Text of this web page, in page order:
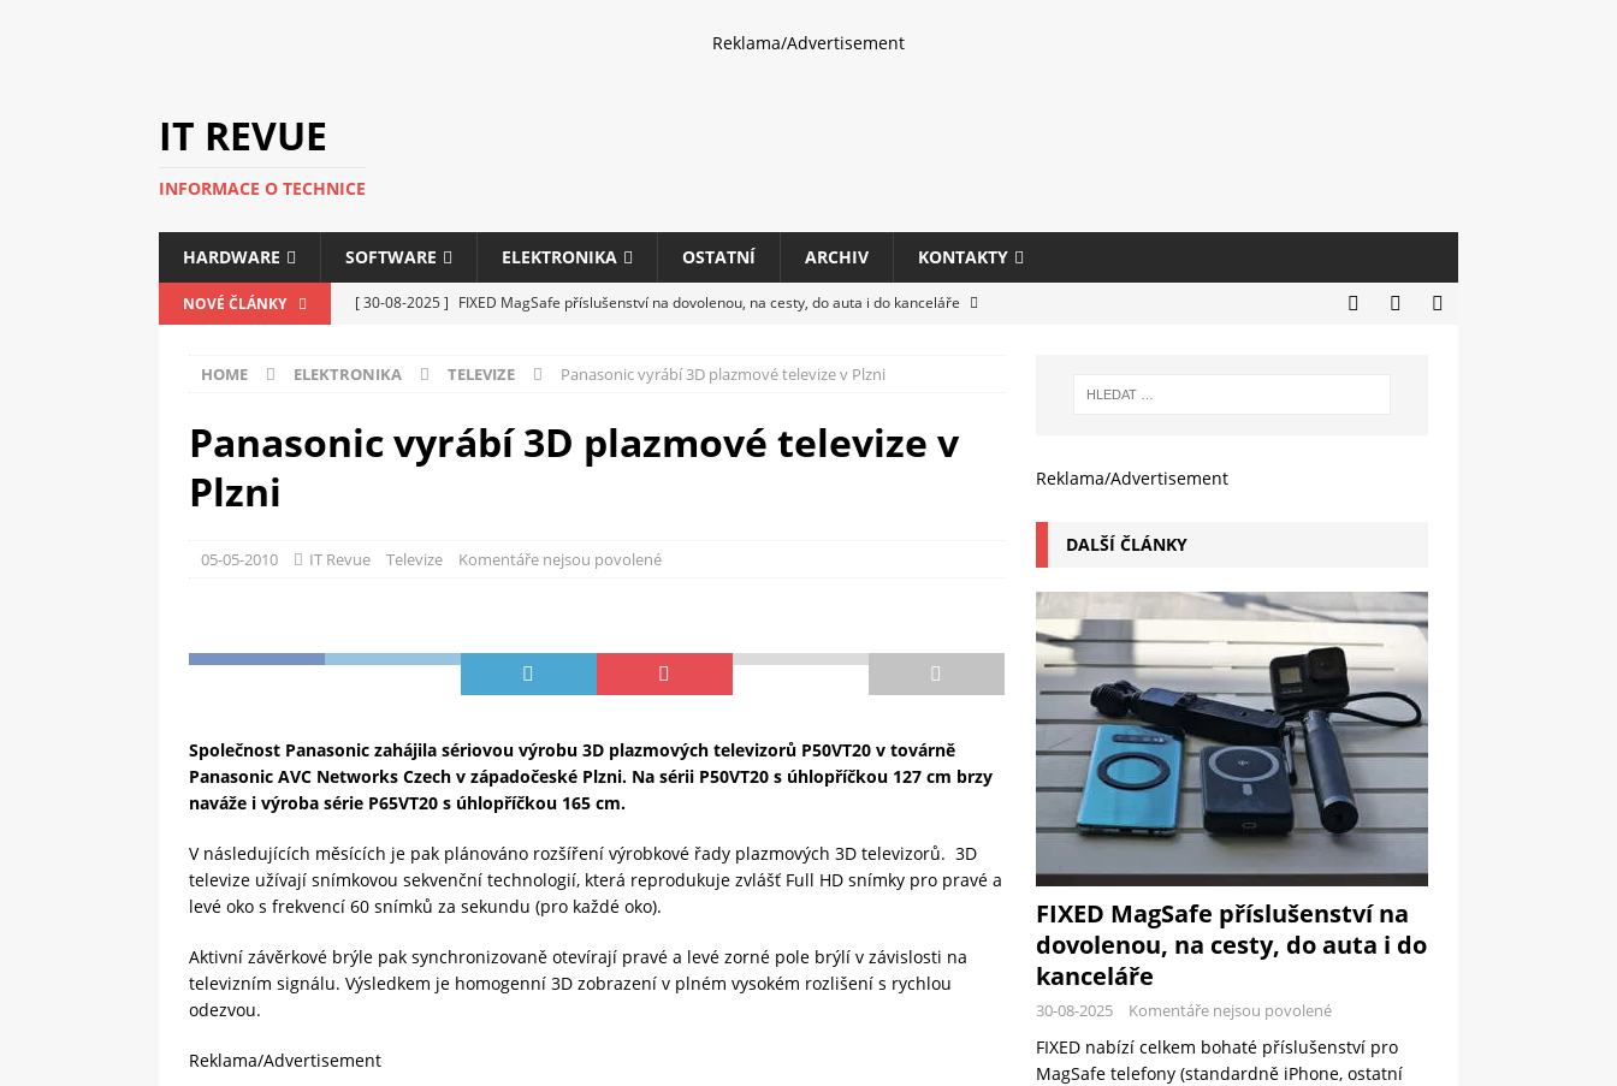
Reklama/Advertisement
IT REVUE
INFORMACE O TECHNICE
HARDWARE SOFTWARE ELEKTRONIKA OSTATNÍ ARCHIV KONTAKTY
NOVÉ ČLÁNKY [ 30-08-2025 ] FIXED MagSafe příslušenství na dovolenou, na cesty, do auta i do kanceláře
[ 14-05-2025 ] Genius na veletrhu COMPUTEX 2025 představí nové příslušenství pro hráče,
kanceláře i domácnosti
HARDWARE
[ 12-05-2025 ]
Nová řada multifunkčních kancelářských tiskáren Canon imageFORCE s modely
SOFTWARE
HOME ELEKTRONIKA TELEVIZE Panasonic vyrábí 3D plazmové televize v Plzni
Panasonic vyrábí 3D plazmové televize v
Plzni
05-05-2010 IT Revue Televize Komentáře nejsou povolené
Společnost Panasonic zahájila sériovou výrobu 3D plazmových televizorů P50VT20 v továrně
Panasonic AVC Networks Czech v západočeské Plzni. Na sérii P50VT20 s úhlopříčkou 127 cm brzy
naváže i výroba série P65VT20 s úhlopříčkou 165 cm.
V následujících měsících je pak plánováno rozšíření výrobkové řady plazmových 3D televizorů. 3D
televize užívají snímkovou sekvenční technologií, která reprodukuje zvlášť Full HD snímky pro pravé a
levé oko s frekvencí 60 snímků za sekundu (pro každé oko).
Aktivní závěrkové brýle pak synchronizovaně otevírají pravé a levé zorné pole brýlí v závislosti na
televizním signálu. Výsledkem je homogenní 3D zobrazení v plném vysokém rozlišení s rychlou
odezvou.
Reklama/Advertisement
Reklama/Advertisement
DALŠÍ ČLÁNKY
FIXED MagSafe příslušenství na
dovolenou, na cesty, do auta i do
kanceláře
30-08-2025 Komentáře nejsou povolené
FIXED nabízí celkem bohaté příslušenství pro
MagSafe telefony (standardně iPhone, ostatní